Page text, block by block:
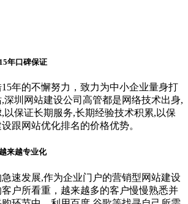
年口碑保证
年的不懈努力，致力为中小企业量身打
深圳网站建设公司高管都是网络技术出身,
以保证长期服务,长期经验技术积累,以保
跟网站优化排名的价格优势。
来越专业化
速发展,作为企业门户的营销型网站建设
户所看重，越来越多的客户慢慢熟悉并